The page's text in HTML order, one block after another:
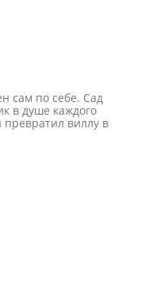
сам по себе. Сад
в душе каждого
виллу в